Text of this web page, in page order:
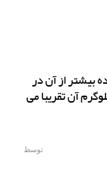
بیشتر از آن در
آن تقریبا می
توسط